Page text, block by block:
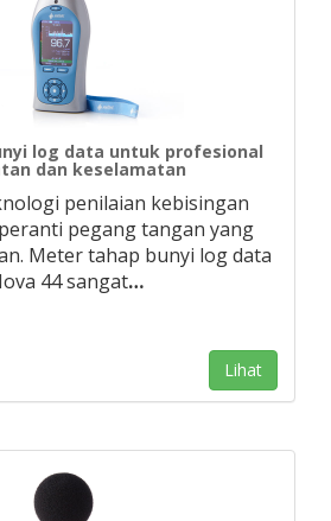
log data untuk profesional
dan keselamatan
penilaian kebisingan
pegang tangan yang
Meter tahap bunyi log data
44 sangat…
Lihat